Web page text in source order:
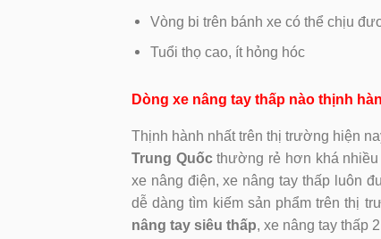
Vòng bi trên bánh xe có thể chịu
Tuổi thọ cao, ít hỏng hóc
Dòng xe nâng tay thấp nào thịnh
Thịnh hành nhất trên thị trường hiện
Trung Quốcthường rẻ hơn khá
xe nâng điện, xe nâng tay thấp luôn
dễ dàng tìm kiếm sản phẩm trên thị
nâng tay siêu thấp, xe nâng tay thấp